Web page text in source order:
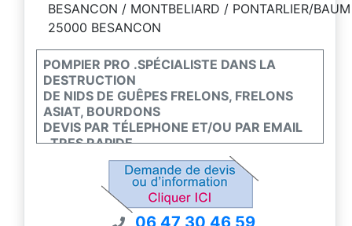
BESANCON / MONTBELIARD / PONTARLIER/BAUM
25000 BESANCON
POMPIER PRO .SPÉCIALISTE DANS LA
DESTRUCTION
DE NIDS DE GUÊPES FRELONS, FRELONS
ASIAT, BOURDONS
DEVIS PAR TÉLEPHONE ET/OU PAR EMAIL
..TRES RAPIDE
INTERVIENS SUR LE SECTEUR DE
BESANÇON VALDHAON
MONTBELIARD BAUME LES DAMES
PONTARLIER 7J / 7J.